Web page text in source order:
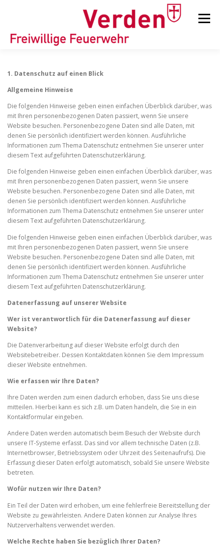
Menü
ORTSFEUERWEHREN
KINDER-/JUGENDFEUERWEHR AUSRÜSTUNG
TIPPS/TRICKS
1. Datenschutz auf einen Blick
Allgemeine Hinweise
Die folgenden Hinweise geben einen einfachen Überblick darüber, was
mit Ihren personenbezogenen Daten passiert, wenn Sie unsere
Website besuchen. Personenbezogene Daten sind alle Daten, mit
denen Sie persönlich identifiziert werden können. Ausführliche
Informationen zum Thema Datenschutz entnehmen Sie unserer unter
diesem Text aufgeführten Datenschutzerklärung.
Die folgenden Hinweise geben einen einfachen Überblick darüber, was
mit Ihren personenbezogenen Daten passiert, wenn Sie unsere
Website besuchen. Personenbezogene Daten sind alle Daten, mit
denen Sie persönlich identifiziert werden können. Ausführliche
Informationen zum Thema Datenschutz entnehmen Sie unserer unter
diesem Text aufgeführten Datenschutzerklärung.
Die folgenden Hinweise geben einen einfachen Überblick darüber, was
mit Ihren personenbezogenen Daten passiert, wenn Sie unsere
Website besuchen. Personenbezogene Daten sind alle Daten, mit
denen Sie persönlich identifiziert werden können. Ausführliche
Informationen zum Thema Datenschutz entnehmen Sie unserer unter
diesem Text aufgeführten Datenschutzerklärung.
Datenerfassung auf unserer Website
Wer ist verantwortlich für die Datenerfassung auf dieser
Website?
Die Datenverarbeitung auf dieser Website erfolgt durch den
Websitebetreiber. Dessen Kontaktdaten können Sie dem Impressum
dieser Website entnehmen.
Wie erfassen wir Ihre Daten?
Ihre Daten werden zum einen dadurch erhoben, dass Sie uns diese
mitteilen. Hierbei kann es sich z.B. um Daten handeln, die Sie in ein
Kontaktformular eingeben.
Andere Daten werden automatisch beim Besuch der Website durch
unsere IT-Systeme erfasst. Das sind vor allem technische Daten (z.B.
Internetbrowser, Betriebssystem oder Uhrzeit des Seitenaufrufs). Die
Erfassung dieser Daten erfolgt automatisch, sobald Sie unsere Website
betreten.
Wofür nutzen wir Ihre Daten?
Ein Teil der Daten wird erhoben, um eine fehlerfreie Bereitstellung der
Website zu gewährleisten. Andere Daten können zur Analyse Ihres
Nutzerverhaltens verwendet werden.
Welche Rechte haben Sie bezüglich Ihrer Daten?